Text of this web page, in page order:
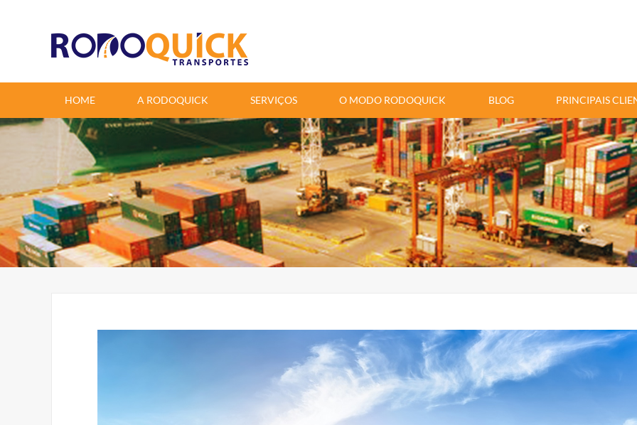
HOME A RODOQUICK SERVIÇOS O MODO RODOQUICK BLOG PRINCIPAIS